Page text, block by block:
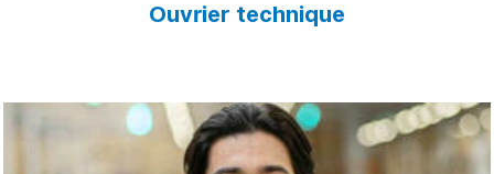
Ouvrier technique